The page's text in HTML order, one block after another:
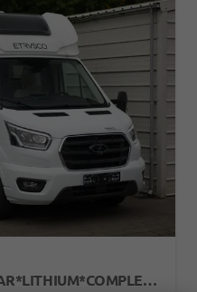
T 7.3 SCF *BI-XENON*SOLAR*LITHIUM*COMPLETE SELECTION*